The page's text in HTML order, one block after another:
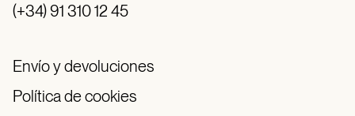
(+34) 91 310 12 45
Envío y devoluciones
Política de cookies